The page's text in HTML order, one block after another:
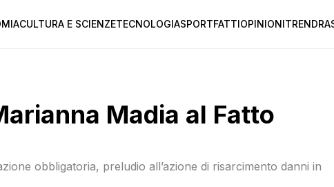
CULTURA E SCIENZETECNOLOGIASPORTFATTIOPINIONITREND
Madia al Fatto
obbligatoria, preludio all’azione di risarcimento danni in